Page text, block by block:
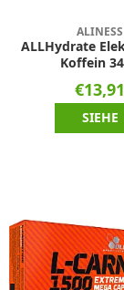
ALINESS
ALLHydrate
Koffein
€13,91
SIEHE